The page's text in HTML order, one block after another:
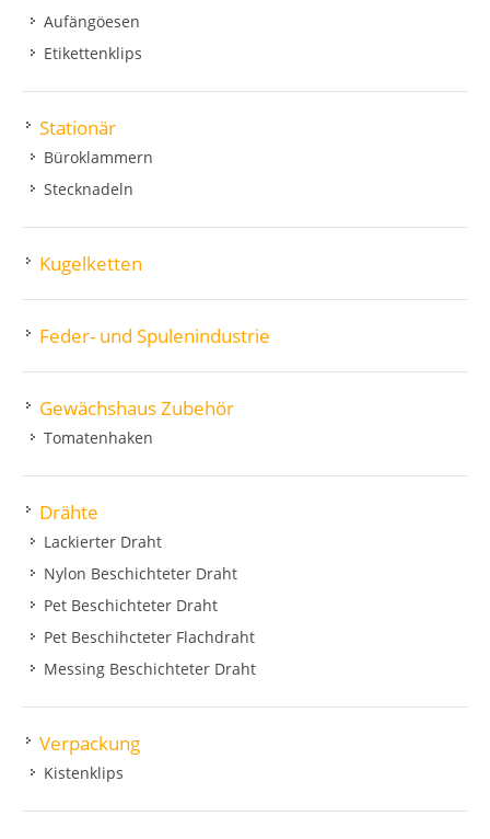
Aufängöesen
Etikettenklips
Stationär
Büroklammern
Stecknadeln
Kugelketten
Feder- und Spulenindustrie
Gewächshaus Zubehör
Tomatenhaken
Drähte
Lackierter Draht
Nylon Beschichteter Draht
Pet Beschichteter Draht
Pet Beschihcteter Flachdraht
Messing Beschichteter Draht
Verpackung
Kistenklips